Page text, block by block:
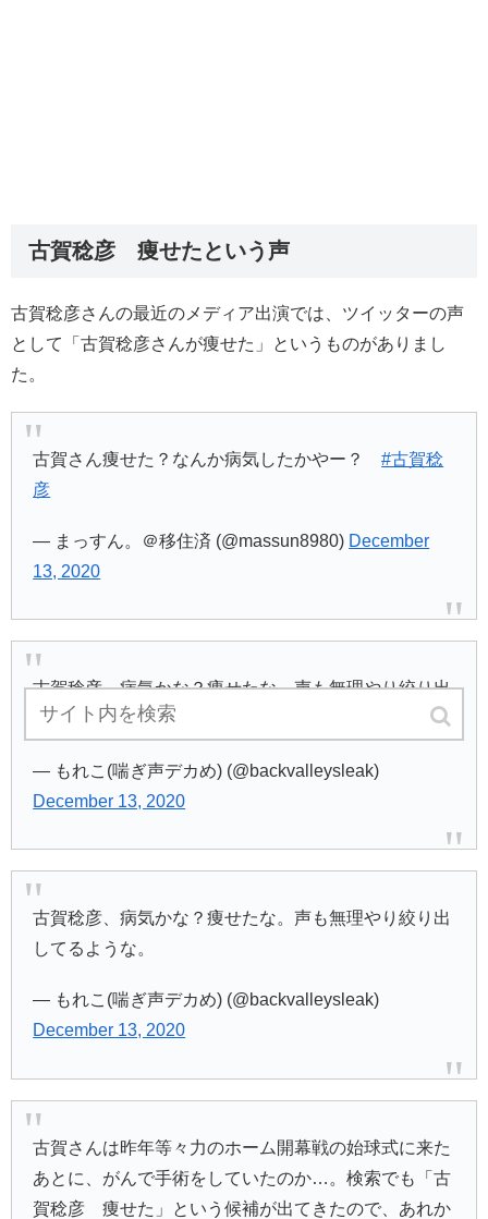
古賀稔彦 痩せたという声
古賀稔彦さんの最近のメディア出演では、ツイッターの声
として「古賀稔彦さんが痩せた」というものがありまし
た。
古賀さん痩せた？なんか病気したかやー？#古賀稔
彦
— まっすん。＠移住済 (@massun8980) December
13, 2020
古賀稔彦、病気かな？痩せたな。声も無理やり絞り出
してるような。
— もれこ(喘ぎ声デカめ) (@backvalleysleak)
December 13, 2020
古賀稔彦、病気かな？痩せたな。声も無理やり絞り出
してるような。
— もれこ(喘ぎ声デカめ) (@backvalleysleak)
December 13, 2020
古賀さんは昨年等々力のホーム開幕戦の始球式に来た
あとに、がんで手術をしていたのか…。検索でも「古
賀稔彦 痩せた」という候補が出てきたので、あれか